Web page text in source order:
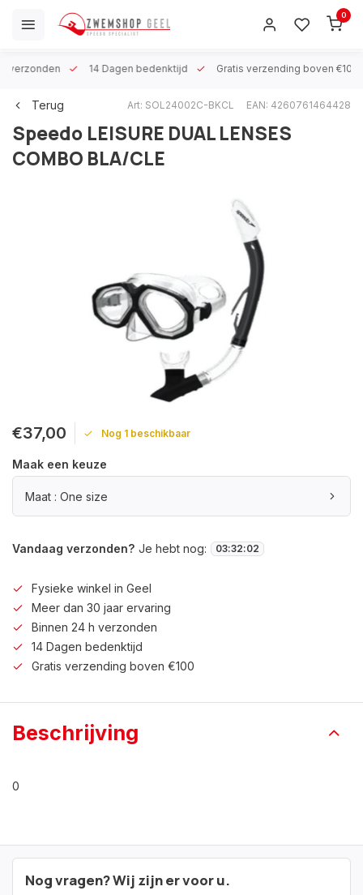
0
verzonden 14 Dagen bedenktijd Gratis verzending boven €100
Terug Art: SOL24002C-BKCL EAN: 4260761464428
Speedo LEISURE DUAL LENSES
COMBO BLA/CLE
€37,00 Nog 1 beschikbaar
Maak een keuze
Maat : One size
Vandaag verzonden? Je hebt nog: 03:32:01
Fysieke winkel in Geel
Meer dan 30 jaar ervaring
Binnen 24 h verzonden
14 Dagen bedenktijd
Gratis verzending boven €100
Beschrijving
0
Nog vragen? Wij zijn er voor u.